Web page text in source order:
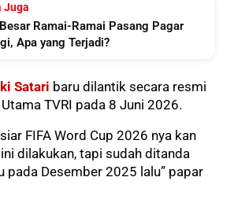
Juga
Ramai-Ramai Pasang Pagar
Apa yang Terjadi?
Satari baru dilantik secara resmi
TVRI pada 8 Juni 2026.
FIFA Word Cup 2026 nya kan
dilakukan, tapi sudah ditanda
pada Desember 2025 lalu” papar